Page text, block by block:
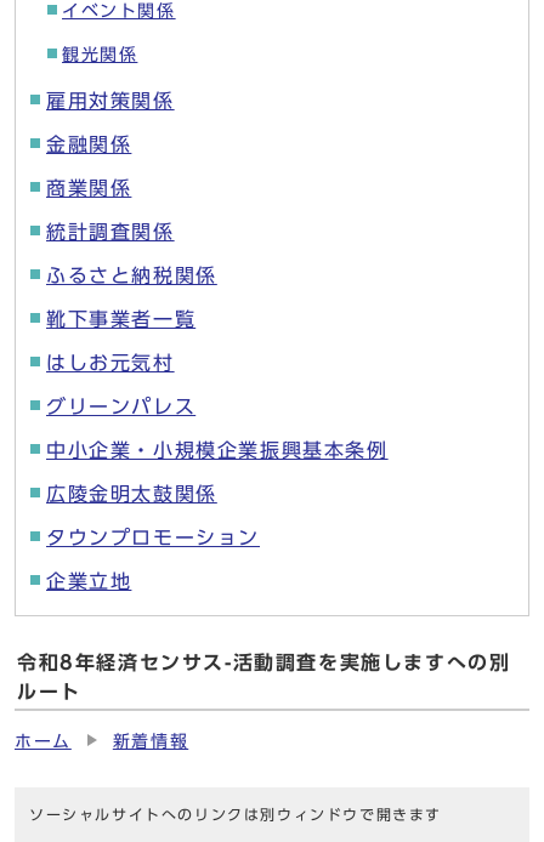
イベント関係
観光関係
雇用対策関係
金融関係
商業関係
統計調査関係
ふるさと納税関係
靴下事業者一覧
はしお元気村
グリーンパレス
中小企業・小規模企業振興基本条例
広陵金明太鼓関係
タウンプロモーション
企業立地
令和8年経済センサス-活動調査を実施しますへの別
ルート
ホーム 新着情報
ソーシャルサイトへのリンクは別ウィンドウで開きます